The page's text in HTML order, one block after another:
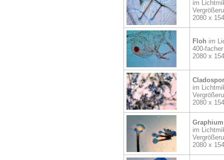
im
2080 x
Floh im
400-
2080 x
im
2080 x
Graphium
im
2080 x